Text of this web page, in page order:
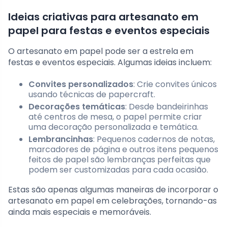
Ideias criativas para artesanato em
papel para festas e eventos especiais
O artesanato em papel pode ser a estrela em
festas e eventos especiais. Algumas ideias incluem:
Convites personalizados: Crie convites únicos
usando técnicas de papercraft.
Decorações temáticas: Desde bandeirinhas
até centros de mesa, o papel permite criar
uma decoração personalizada e temática.
Lembrancinhas: Pequenos cadernos de notas,
marcadores de página e outros itens pequenos
feitos de papel são lembranças perfeitas que
podem ser customizadas para cada ocasião.
Estas são apenas algumas maneiras de incorporar o
artesanato em papel em celebrações, tornando-as
ainda mais especiais e memoráveis.